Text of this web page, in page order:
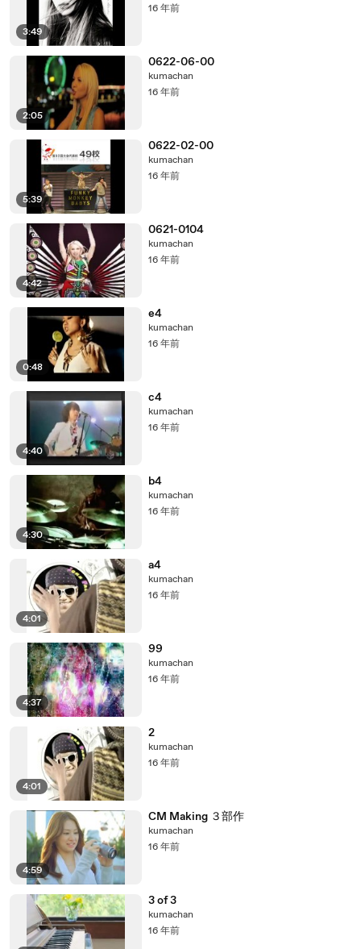
3:49
16 年前
2:05
0622-06-00
kumachan
16 年前
5:39
0622-02-00
kumachan
16 年前
4:42
0621-0104
kumachan
16 年前
0:48
e4
kumachan
16 年前
4:40
c4
kumachan
16 年前
4:30
b4
kumachan
16 年前
4:01
a4
kumachan
16 年前
4:37
99
kumachan
16 年前
4:01
2
kumachan
16 年前
4:59
CM Making ３部作
kumachan
16 年前
3 of 3
kumachan
16 年前